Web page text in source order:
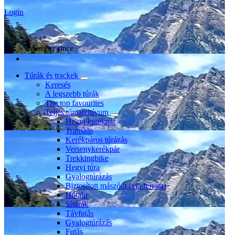
Login
Member since
Túrák és trackek
Keresés
A legszebb túrák
The top favourites
Teljes túraarchívum
Hegyi kerékpár
Transalp
Kerékpáros túrázás
Versenykerékpár
Trekkingbike
Hegyi túra
Gyalogtúrázás
Biztosított mászóút (via ferrata)
Hótalp
Sítúrák
Távfutás
Gyalogtúrázás
Futás